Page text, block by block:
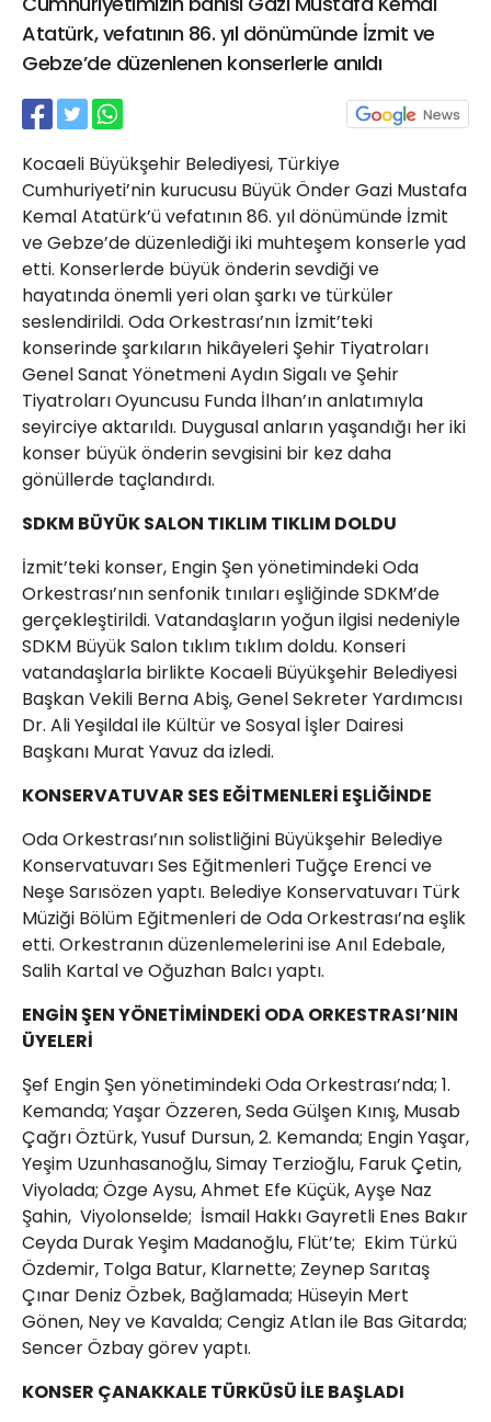
Atatürk, vefatının 86. yıl dönümünde İzmit ve
Gebze’de düzenlenen konserlerle anıldı
Kocaeli Büyükşehir Belediyesi, Türkiye
Cumhuriyeti’nin kurucusu Büyük Önder Gazi Mustafa
Kemal Atatürk’ü vefatının 86. yıl dönümünde İzmit
ve Gebze’de düzenlediği iki muhteşem konserle yad
etti. Konserlerde büyük önderin sevdiği ve
hayatında önemli yeri olan şarkı ve türküler
seslendirildi. Oda Orkestrası’nın İzmit’teki
konserinde şarkıların hikâyeleri Şehir Tiyatroları
Genel Sanat Yönetmeni Aydın Sigalı ve Şehir
Tiyatroları Oyuncusu Funda İlhan’ın anlatımıyla
seyirciye aktarıldı. Duygusal anların yaşandığı her iki
konser büyük önderin sevgisini bir kez daha
gönüllerde taçlandırdı.
SDKM BÜYÜK SALON TIKLIM TIKLIM DOLDU
İzmit’teki konser, Engin Şen yönetimindeki Oda
Orkestrası’nın senfonik tınıları eşliğinde SDKM’de
gerçekleştirildi. Vatandaşların yoğun ilgisi nedeniyle
SDKM Büyük Salon tıklım tıklım doldu. Konseri
vatandaşlarla birlikte Kocaeli Büyükşehir Belediyesi
Başkan Vekili Berna Abiş, Genel Sekreter Yardımcısı
Dr. Ali Yeşildal ile Kültür ve Sosyal İşler Dairesi
Başkanı Murat Yavuz da izledi.
KONSERVATUVAR SES EĞİTMENLERİ EŞLİĞİNDE
Oda Orkestrası’nın solistliğini Büyükşehir Belediye
Konservatuvarı Ses Eğitmenleri Tuğçe Erenci ve
Neşe Sarısözen yaptı. Belediye Konservatuvarı Türk
Müziği Bölüm Eğitmenleri de Oda Orkestrası’na eşlik
etti. Orkestranın düzenlemelerini ise Anıl Edebale,
Salih Kartal ve Oğuzhan Balcı yaptı.
ENGİN ŞEN YÖNETİMİNDEKİ ODA ORKESTRASI’NIN
ÜYELERİ
Şef Engin Şen yönetimindeki Oda Orkestrası’nda; 1.
Kemanda; Yaşar Özzeren, Seda Gülşen Kınış, Musab
Çağrı Öztürk, Yusuf Dursun, 2. Kemanda; Engin Yaşar,
Yeşim Uzunhasanoğlu, Simay Terzioğlu, Faruk Çetin,
Viyolada; Özge Aysu, Ahmet Efe Küçük, Ayşe Naz
Şahin, Viyolonselde; İsmail Hakkı Gayretli Enes Bakır
Ceyda Durak Yeşim Madanoğlu, Flüt’te; Ekim Türkü
Özdemir, Tolga Batur, Klarnette; Zeynep Sarıtaş
Çınar Deniz Özbek, Bağlamada; Hüseyin Mert
Gönen, Ney ve Kavalda; Cengiz Atlan ile Bas Gitarda;
Sencer Özbay görev yaptı.
KONSER ÇANAKKALE TÜRKÜSÜ İLE BAŞLADI
21 Gölcük
02624132333